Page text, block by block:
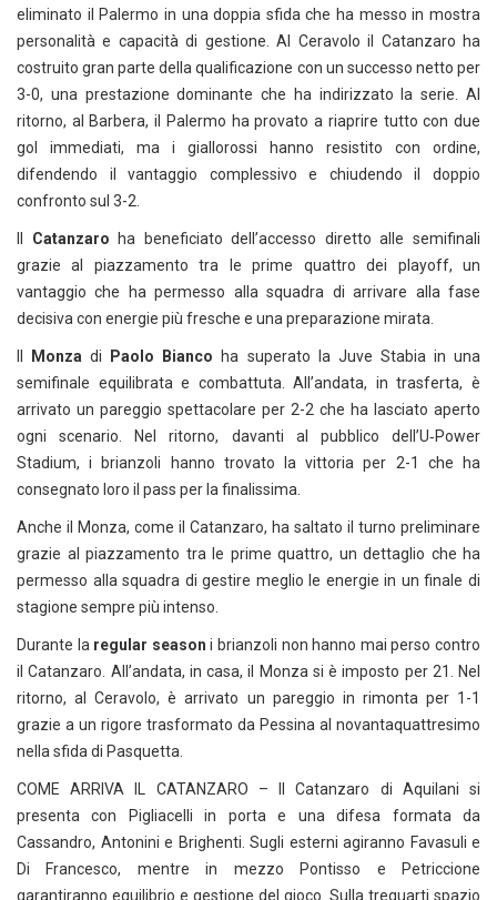
eliminato il Palermo in una doppia sfida che ha messo in mostra
personalità e capacità di gestione. Al Ceravolo il Catanzaro ha
costruito gran parte della qualificazione con un successo netto per
3-0, una prestazione dominante che ha indirizzato la serie. Al
ritorno, al Barbera, il Palermo ha provato a riaprire tutto con due
gol immediati, ma i giallorossi hanno resistito con ordine,
difendendo il vantaggio complessivo e chiudendo il doppio
confronto sul 3-2.
Catanzaro ha beneficiato dell’accesso diretto alle semifinali
grazie al piazzamento tra le prime quattro dei playoff, un
vantaggio che ha permesso alla squadra di arrivare alla fase
decisiva con energie più fresche e una preparazione mirata.
Monza di Paolo Bianco ha superato la Juve Stabia in una
semifinale equilibrata e combattuta. All’andata, in trasferta, è
arrivato un pareggio spettacolare per 2-2 che ha lasciato aperto
ogni scenario. Nel ritorno, davanti al pubblico dell’U‑Power
Stadium, i brianzoli hanno trovato la vittoria per 2-1 che ha
consegnato loro il pass per la finalissima.
Anche il Monza, come il Catanzaro, ha saltato il turno preliminare
grazie al piazzamento tra le prime quattro, un dettaglio che ha
permesso alla squadra di gestire meglio le energie in un finale di
stagione sempre più intenso.
Durante la regular seasoni brianzoli non hanno mai perso contro
il Catanzaro. All’andata, in casa, il Monza si è imposto per 21. Nel
ritorno, al Ceravolo, è arrivato un pareggio in rimonta per 1-1
grazie a un rigore trasformato da Pessina al novantaquattresimo
nella sfida di Pasquetta.
COME ARRIVA IL CATANZARO – Il Catanzaro di Aquilani si
presenta con Pigliacelli in porta e una difesa formata da
Cassandro, Antonini e Brighenti. Sugli esterni agiranno Favasuli e
Di Francesco, mentre in mezzo Pontisso e Petriccione
garantiranno equilibrio e gestione del gioco. Sulla trequarti spazio